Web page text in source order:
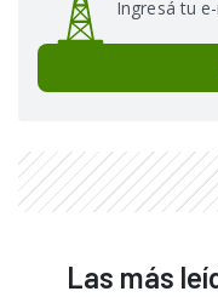
Ingresá tu
Las más